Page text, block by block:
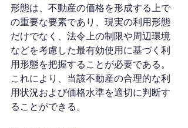
形態は、不動産の価格を形成する上で
の重要な要素であり、現実の利用形態
だけでなく、法令上の制限や周辺環境
などを考慮した最有効使用に基づく利
用形態を把握することが必要である。
これにより、当該不動産の合理的な利
用状況および価格水準を適切に判断す
ることができる。